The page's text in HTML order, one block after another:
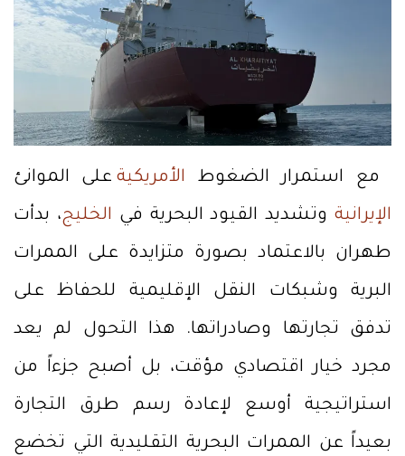
مع استمرار الضغوط الأمريكيةعلى الموانئ
الإيرانيةوتشديد القيود البحرية في الخليج، بدأت
طهران بالاعتماد بصورة متزايدة على الممرات
البرية وشبكات النقل الإقليمية للحفاظ على
تدفق تجارتها وصادراتها. هذا التحول لم يعد
مجرد خيار اقتصادي مؤقت، بل أصبح جزءاً من
استراتيجية أوسع لإعادة رسم طرق التجارة
بعيداً عن الممرات البحرية التقليدية التي تخضع